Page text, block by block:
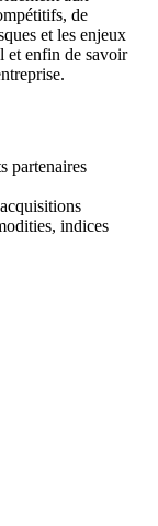
de
et les enjeux
et enfin de savoir
partenaires
indices